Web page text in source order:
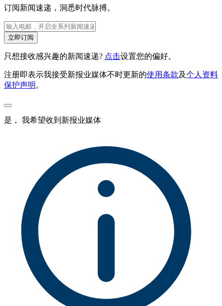
订阅新闻速递，洞悉时代脉搏。
立即订阅
只想接收感兴趣的新闻速递? 点击设置您的偏好。
注册即表示我接受新报业媒体不时更新的使用条款及个人资料
保护声明 。
是， 我希望收到新报业媒体